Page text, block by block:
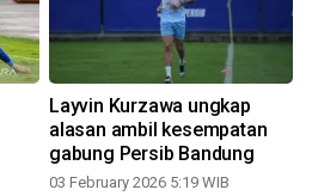
Layvin Kurzawa ungkap
alasan ambil kesempatan
gabung Persib Bandung
03 February 2026 5:19 WIB